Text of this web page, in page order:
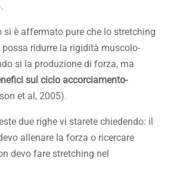
si è affermato pure che lo stretching
ridurre la rigidità muscolo-
si la produzione di forza, ma
sul ciclo accorciamento-
et al, 2005).
due righe vi starete chiedendo: il
allenare la forza o ricercare
devo fare stretching nel